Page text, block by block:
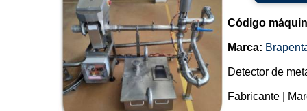
Código
Marca:
Detector de
Fabricante |